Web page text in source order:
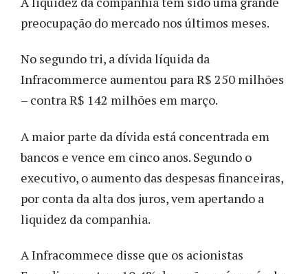
preocupação do mercado nos últimos meses.
No segundo tri, a dívida líquida da
Infracommerce aumentou para R$ 250 milhões
– contra R$ 142 milhões em março.
A maior parte da dívida está concentrada em
bancos e vence em cinco anos. Segundo o
executivo, o aumento das despesas financeiras,
por conta da alta dos juros, vem apertando a
liquidez da companhia.
A Infracommece disse que os acionistas